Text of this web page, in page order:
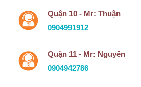
Quận 10 - Mr: Thuận
0904991912
Quận 11 - Mr: Nguyên
0904942786